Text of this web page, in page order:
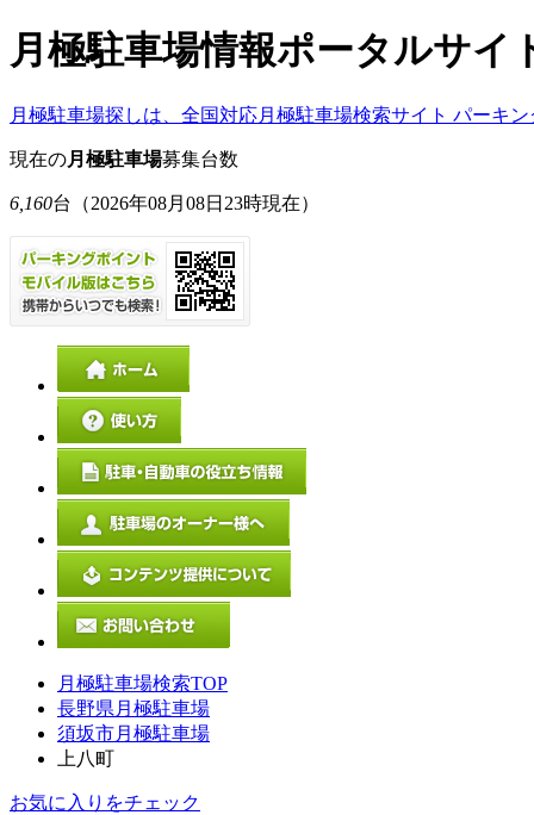
月極駐車場情報ポータルサイ
月極駐車場探しは、全国対応月極駐車場検索サイト パーキン
現在の月極駐車場募集台数
6,160台 （2026年08月08日23時現在）
月極駐車場検索TOP
長野県月極駐車場
須坂市月極駐車場
上八町
お気に入りをチェック